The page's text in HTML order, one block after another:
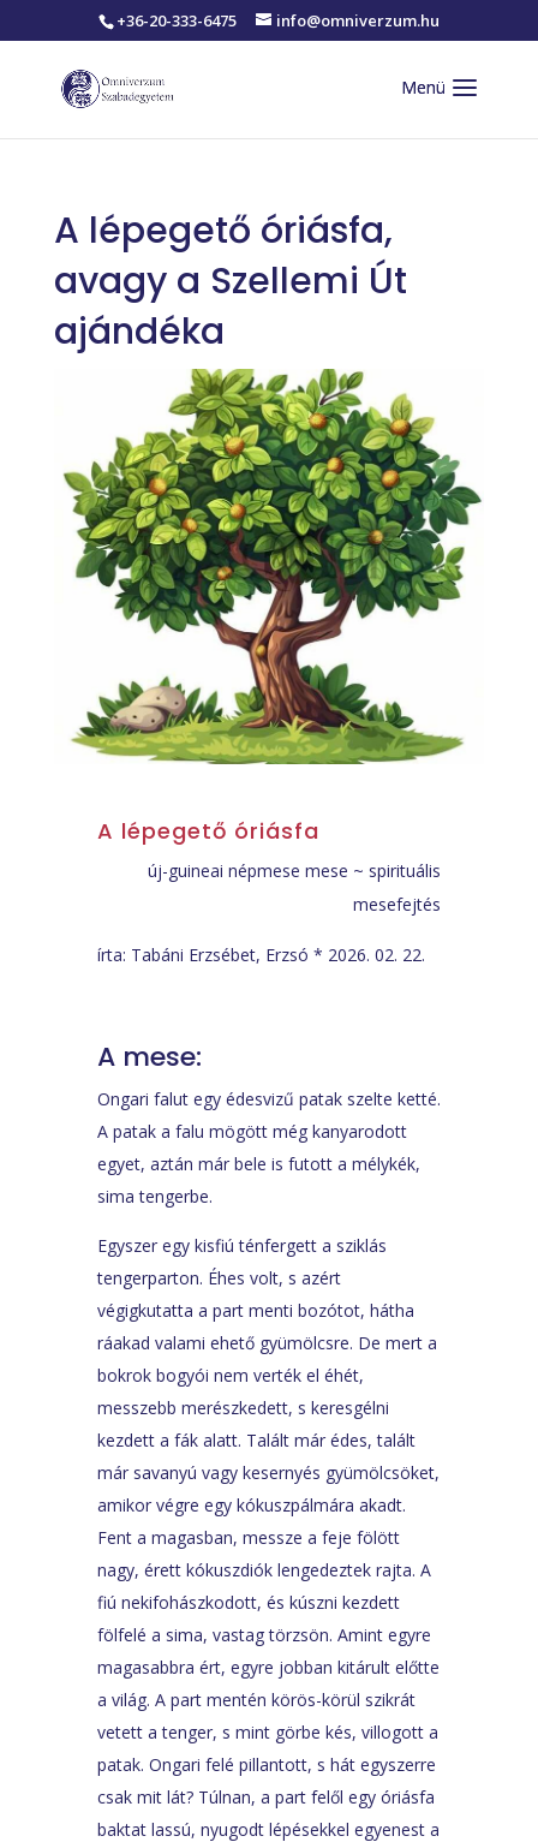
+36-20-333-6475 info@omniverzum.hu
A lépegető óriásfa,
avagy a Szellemi Út
ajándéka
A lépegető óriásfa
új-guineai népmese mese ~ spirituális
mesefejtés
írta: Tabáni Erzsébet, Erzsó * 2026. 02. 22.
A mese:
Ongari falut egy édesvizű patak szelte ketté.
A patak a falu mögött még kanyarodott
egyet, aztán már bele is futott a mélykék,
sima tengerbe.
Egyszer egy kisfiú ténfergett a sziklás
tengerparton. Éhes volt, s azért
végigkutatta a part menti bozótot, hátha
ráakad valami ehető gyümölcsre. De mert a
bokrok bogyói nem verték el éhét,
messzebb merészkedett, s keresgélni
kezdett a fák alatt. Talált már édes, talált
már savanyú vagy kesernyés gyümölcsöket,
amikor végre egy kókuszpálmára akadt.
Fent a magasban, messze a feje fölött
nagy, érett kókuszdiók lengedeztek rajta. A
fiú nekifohászkodott, és kúszni kezdett
fölfelé a sima, vastag törzsön. Amint egyre
magasabbra ért, egyre jobban kitárult előtte
a világ. A part mentén körös-körül szikrát
vetett a tenger, s mint görbe kés, villogott a
patak. Ongari felé pillantott, s hát egyszerre
csak mit lát? Túlnan, a part felől egy óriásfa
baktat lassú, nyugodt lépésekkel egyenest a